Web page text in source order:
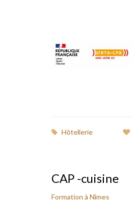
Hôtellerie
CAP -cuisine
Formation à Nîmes